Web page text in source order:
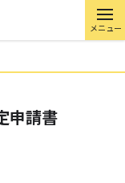
メニュー
申請書